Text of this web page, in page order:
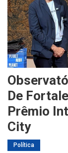
De
Prêmio
City
Política